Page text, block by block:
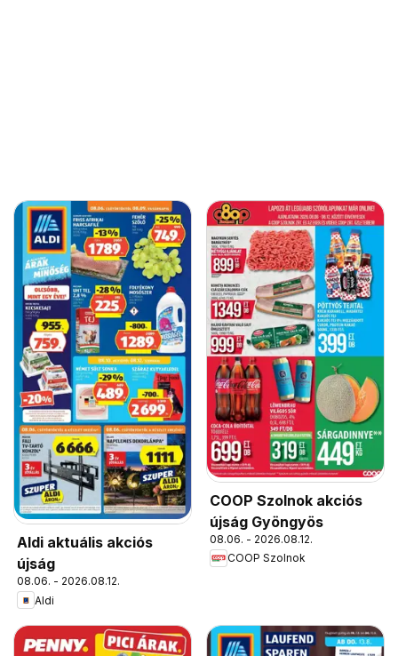
Aldi aktuális akciós
újság
08.06. - 2026.08.12.
Aldi
COOP Szolnok akciós
újság Gyöngyös
08.06. - 2026.08.12.
COOP Szolnok